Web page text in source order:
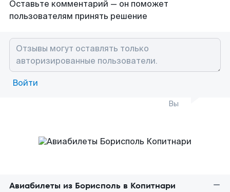
Оставьте комментарий — он поможет
пользователям принять решение
Войти
Вы
Авиабилеты из Борисполь в Копитнари